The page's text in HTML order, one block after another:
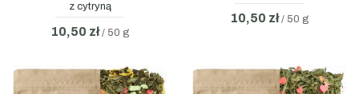
z cytryną
10,50 zł/ 50 g
10,50 zł/ 50 g